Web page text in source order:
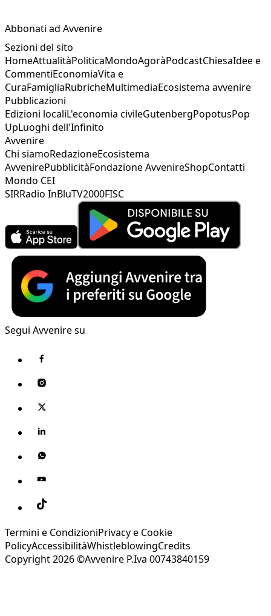
Abbonati ad Avvenire
Sezioni del sito
HomeAttualitàPoliticaMondoAgoràPodcastChiesaIdee e
CommentiEconomiaVita e
CuraFamigliaRubricheMultimediaEcosistema avvenire
Pubblicazioni
Edizioni localiL'economia civileGutenbergPopotusPop
UpLuoghi dell'Infinito
Avvenire
Chi siamoRedazioneEcosistema
AvvenirePubblicitàFondazione AvvenireShopContatti
Mondo CEI
SIRRadio InBluTV2000FISC
Segui Avvenire su
Termini e CondizioniPrivacy e Cookie
PolicyAccessibilitàWhistleblowingCredits
Copyright 2026 ©Avvenire P.Iva 00743840159